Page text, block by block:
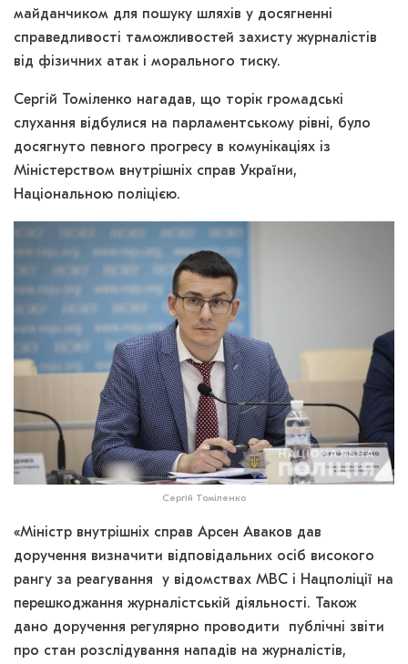
майданчиком для пошуку шляхів у досягненні
справедливості таможливостей захисту журналістів
від фізичних атак і морального тиску.
Сергій Томіленко нагадав, що торік громадські
слухання відбулися на парламентському рівні, було
досягнуто певного прогресу в комунікаціях із
Міністерством внутрішніх справ України,
Національною поліцією.
Сергій Томіленко
«Міністр внутрішніх справ Арсен Аваков дав
доручення визначити відповідальних осіб високого
рангу за реагування у відомствах МВС і Нацполіції на
перешкоджання журналістській діяльності. Також
дано доручення регулярно проводити публічні звіти
про стан розслідування нападів на журналістів,